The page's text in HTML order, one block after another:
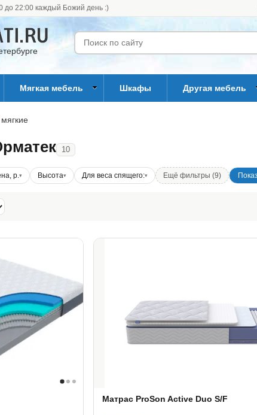
до 22:00 каждый Божий день :)
Мягкая мебель Шкафы Другая мебель
мягкие
10
р. Высота Для веса спящего: Ещё фильтры (9)
Матрас ProSon Active Duo S/F